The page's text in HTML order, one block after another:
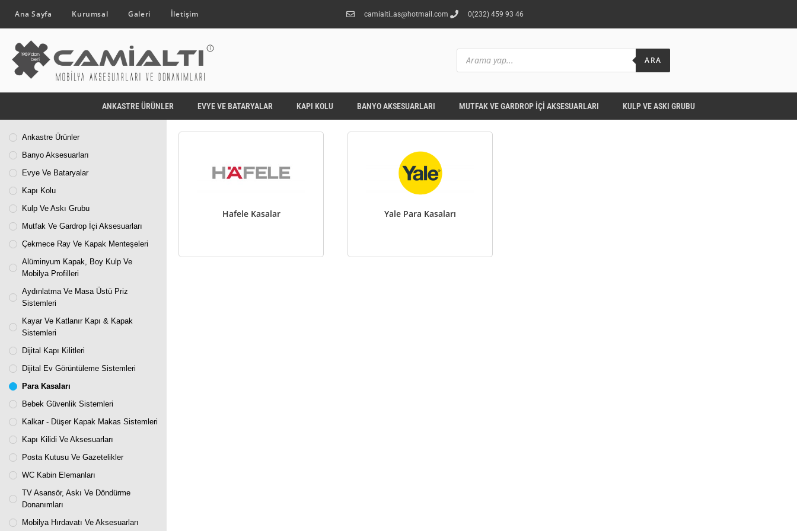
Ana Sayfa Kurumsal Galeri İletişim camialti_as@hotmail.com 0(232) 459 93 46
ARA
ANKASTRE ÜRÜNLER EVYE VE BATARYALAR KAPI KOLU BANYO AKSESUARLARI MUTFAK VE GARDROP İÇI AKSESUARLARI KULP VE ASKI GRUBU
Ankastre Ürünler
Banyo Aksesuarları
Evye Ve Bataryalar
Kapı Kolu
Kulp Ve Askı Grubu
Mutfak Ve Gardrop İçi Aksesuarları
Çekmece Ray Ve Kapak Menteşeleri
Alüminyum Kapak, Boy Kulp Ve
Mobilya Profilleri
Aydınlatma Ve Masa Üstü Priz
Sistemleri
Kayar Ve Katlanır Kapı & Kapak
Sistemleri
Dijital Kapı Kilitleri
Dijital Ev Görüntüleme Sistemleri
Para Kasaları
Bebek Güvenlik Sistemleri
Kalkar - Düşer Kapak Makas Sistemleri
Kapı Kilidi Ve Aksesuarları
Posta Kutusu Ve Gazetelikler
WC Kabin Elemanları
TV Asansör, Askı Ve Döndürme
Donanımları
Mobilya Hırdavatı Ve Aksesuarları
Hafele Kasalar Yale Para Kasaları